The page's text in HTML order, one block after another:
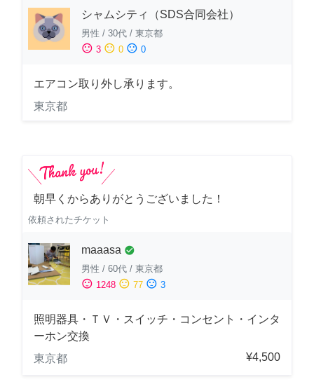
シャムシティ（SDS合同会社）
男性 / 30代 / 東京都
sentiment_satisfied 3 sentiment_neutral 0 sentiment_dissatisfied 0
エアコン取り外し承ります。
東京都
朝早くからありがとうございました！
依頼されたチケット
maaasa check_circle
男性 / 60代 / 東京都
sentiment_satisfied 1248 sentiment_neutral 77 sentiment_dissatisfied 3
照明器具・ＴＶ・スイッチ・コンセント・インタ
ーホン交換
東京都
¥4,500